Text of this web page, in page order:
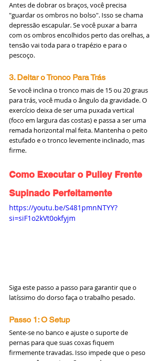
Antes de dobrar os braços, você precisa
"guardar os ombros no bolso". Isso se chama
depressão escapular. Se você puxar a barra
com os ombros encolhidos perto das orelhas, a
tensão vai toda para o trapézio e para o
pescoço.
3. Deitar o Tronco Para Trás
Se você inclina o tronco mais de 15 ou 20 graus
para trás, você muda o ângulo da gravidade. O
exercício deixa de ser uma puxada vertical
(foco em largura das costas) e passa a ser uma
remada horizontal mal feita. Mantenha o peito
estufado e o tronco levemente inclinado, mas
firme.
Como Executar o Pulley Frente
Supinado Perfeitamente
https://youtu.be/S481pmnNTYY?
si=siF1o2kVt0okfyjm
Siga este passo a passo para garantir que o
latíssimo do dorso faça o trabalho pesado.
Passo 1: O Setup
Sente-se no banco e ajuste o suporte de
pernas para que suas coxas fiquem
firmemente travadas. Isso impede que o peso